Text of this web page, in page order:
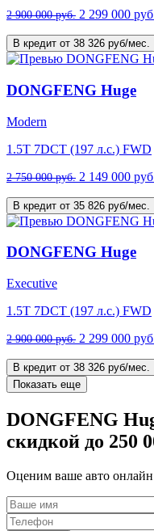
2 900 000 руб. 2 299 000
В кредит от 38 326 руб/мес.
DONGFENG Huge
Modern
1.5T 7DCT (197 л.с.) FWD
2 750 000 руб. 2 149 000
В кредит от 35 826 руб/мес.
DONGFENG Huge
Executive
1.5T 7DCT (197 л.с.) FWD
2 900 000 руб. 2 299 000
В кредит от 38 326 руб/мес.
Показать еще
DONGFENG
скидкой до 250
Оценим ваше авто